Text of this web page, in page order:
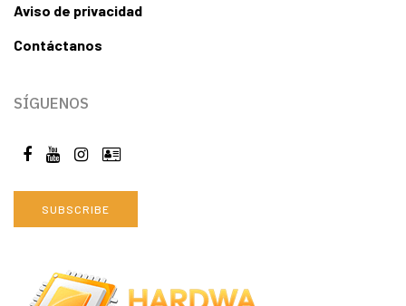
Aviso de privacidad
Contáctanos
SÍGUENOS
SUBSCRIBE